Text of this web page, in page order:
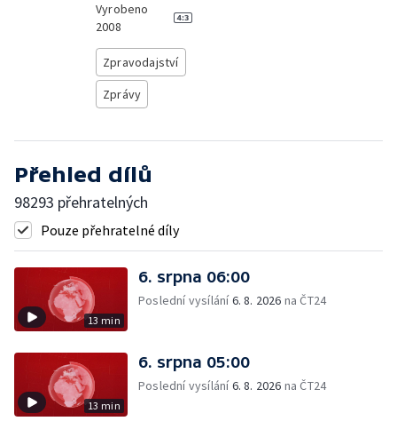
Vyrobeno
2008
Zpravodajství
Zprávy
Přehled dílů
98293 přehratelných
Pouze přehratelné díly
13 min
6. srpna 06:00
Poslední vysílání6. 8. 2026 na ČT24
13 min
6. srpna 05:00
Poslední vysílání6. 8. 2026 na ČT24